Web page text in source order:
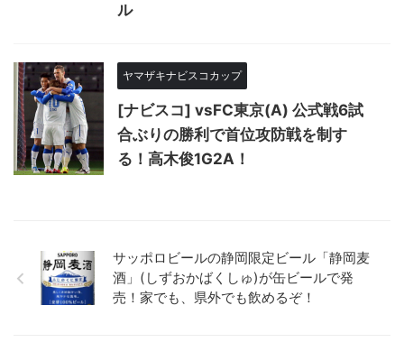
ル
ヤマザキナビスコカップ
[ナビスコ] vsFC東京(A) 公式戦6試
合ぶりの勝利で首位攻防戦を制す
る！高木俊1G2A！
サッポロビールの静岡限定ビール「静岡麦
酒」(しずおかばくしゅ)が缶ビールで発
売！家でも、県外でも飲めるぞ！